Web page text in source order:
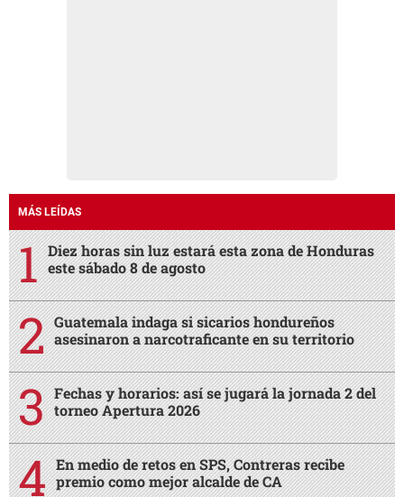
MÁS LEÍDAS
Diez horas sin luz estará esta zona de Honduras
este sábado 8 de agosto
Guatemala indaga si sicarios hondureños
asesinaron a narcotraficante en su territorio
Fechas y horarios: así se jugará la jornada 2 del
torneo Apertura 2026
En medio de retos en SPS, Contreras recibe
premio como mejor alcalde de CA